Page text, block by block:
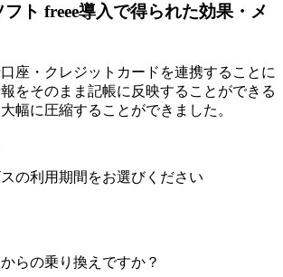
ト freee導入で得られた効果・メ
座・クレジットカードを連携することに
をそのまま記帳に反映することができる
幅に圧縮することができました。
の利用期間をお選びください
らの乗り換えですか？